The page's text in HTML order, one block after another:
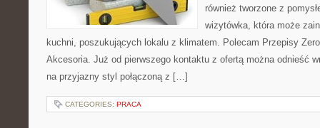
również tworzone z
wizytówka, która może
kuchni, poszukujących lokalu z klimatem. Polecam Przepisy
Akcesoria. Już od pierwszego kontaktu z ofertą można odnieść
na przyjazny styl połączoną z […]
CATEGORIES: PRACA